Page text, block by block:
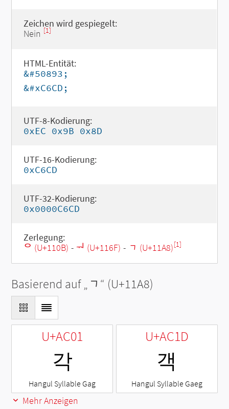
Zeichen wird gespiegelt:
Nein [1]
HTML-Entität:
&#50893;
&#xC6CD;
UTF-8-Kodierung:
0xEC 0x9B 0x8D
UTF-16-Kodierung:
0xC6CD
UTF-32-Kodierung:
0x0000C6CD
Zerlegung:
ᄋ (U+110B) - ᅯ (U+116F) - ᆨ (U+11A8)[1]
Basierend auf „ ᆨ “ (U+11A8)
U+AC01
각
Hangul Syllable Gag
U+AC1D
객
Hangul Syllable Gaeg
Mehr Anzeigen